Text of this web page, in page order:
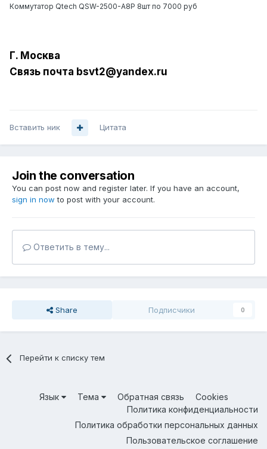
Коммутатор Qtech QSW-2500-A8P 8шт по 7000 руб
Г. Москва
Связь почта bsvt2@yandex. ru
Вставить ник Цитата
Join the conversation
You can post now and register later. If you have an account,
sign in now to post with your account.
Ответить в тему...
Share Подписчики 0
Перейти к списку тем
Язык Тема Обратная связь
Cookies
Политика конфиденциальности
Политика обработки персональных данных
Пользовательское соглашение